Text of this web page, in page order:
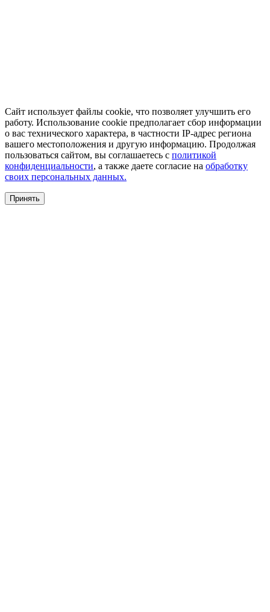
Сайт использует файлы cookie, что позволяет улучшить его
работу. Использование cookie предполагает сбор информации
о вас технического характера, в частности IP-адрес региона
вашего местоположения и другую информацию. Продолжая
пользоваться сайтом, вы соглашаетесь с политикой
конфиденциальности, а также даете согласие на обработку
своих персональных данных.
Принять